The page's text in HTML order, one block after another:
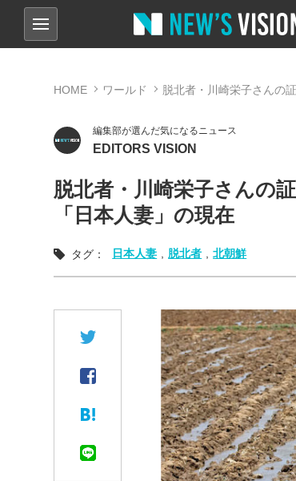
HOME ワールド 脱北者・川崎栄子さんの
編集部が選んだ気になるニュース
EDITORS VISION
脱北者・川崎栄子さんの
「日本人妻」の現在
タグ： 日本人妻 脱北者 北朝鮮